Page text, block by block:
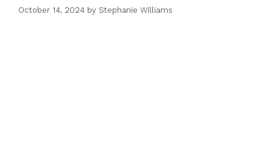
October 14, 2024 by Stephanie Williams